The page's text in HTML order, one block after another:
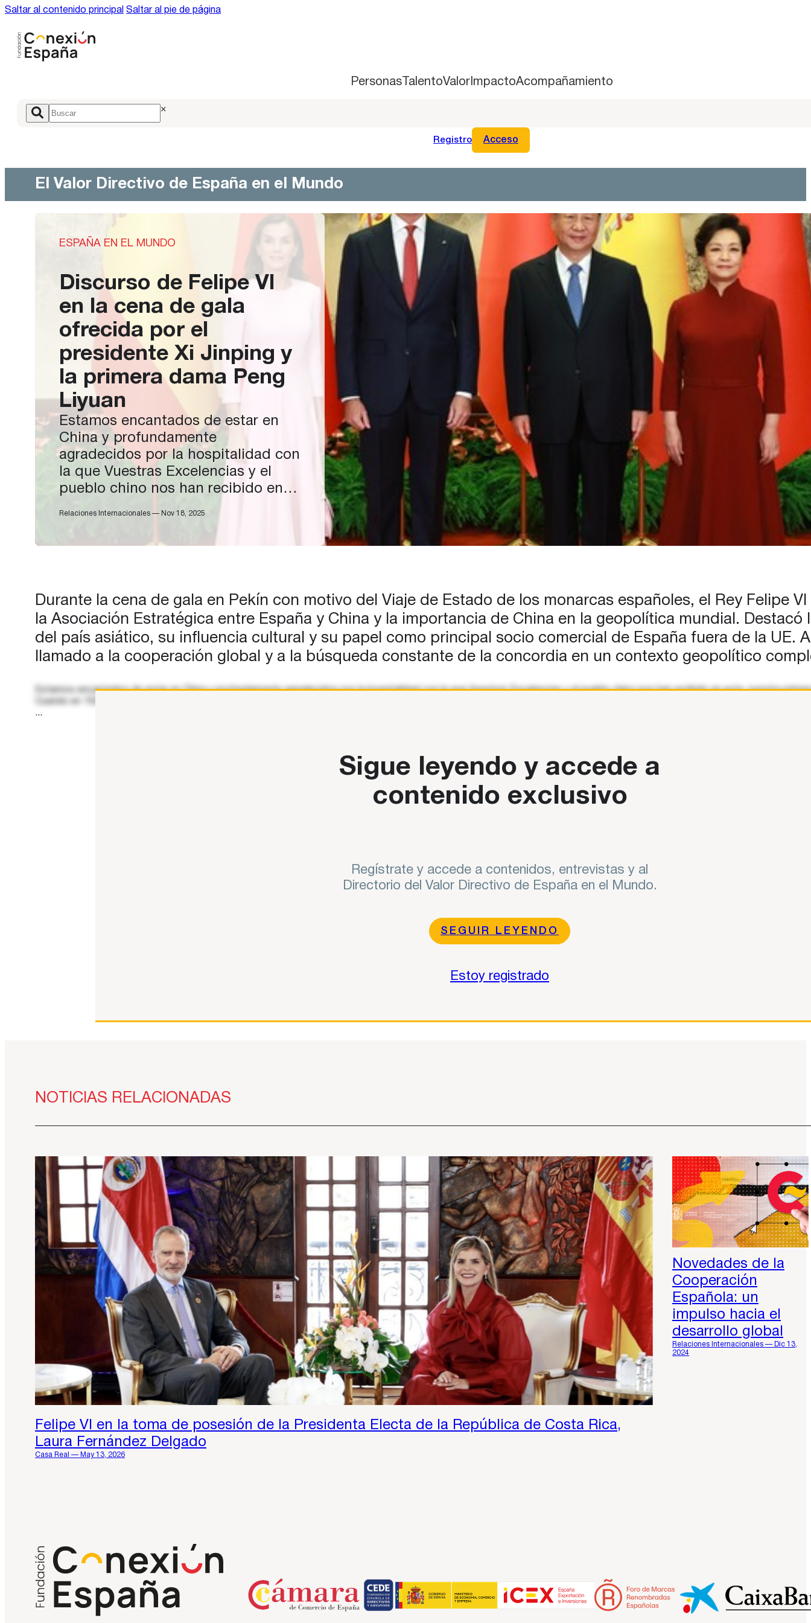
Saltar al contenido principal Saltar al pie de página
PersonasTalentoValorImpactoAcompañamiento
×
Registro Acceso
El Valor Directivo de España en el Mundo
ESPAÑA EN EL MUNDO
Discurso de Felipe VI
en la cena de gala
ofrecida por el
presidente Xi Jinping y
la primera dama Peng
Liyuan
Estamos encantados de estar en
China y profundamente
agradecidos por la hospitalidad con
la que Vuestras Excelencias y el
pueblo chino nos han recibido en
el escritor español Vicente Blasco
lenguas…
Relaciones Internacionales — Nov 18, 2025
Durante la cena de gala en Pekín con motivo del Viaje de Estado de los monarcas españoles, el Rey Felipe
la Asociación Estratégica entre España y China y la importancia de China en la geopolítica mundial. Destacó
del país asiático, su influencia cultural y su papel como principal socio comercial de España fuera de la UE.
llamado a la cooperación global y a la búsqueda constante de la concordia en un contexto geopolítico
Estamos encantados de estar en China y profundamente agradecidos por la hospitalidad con la que Vuestras Excelencias y el pueblo chino nos han recibido en esta, nuestra
...
Sigue leyendo y accede a
contenido exclusivo
Regístrate y accede a contenidos, entrevistas y al
Directorio del Valor Directivo de España en el Mundo.
SEGUIR LEYENDO
Estoy registrado
NOTICIAS RELACIONADAS
Felipe VI en la toma de posesión de la Presidenta Electa de la República de Costa Rica,
Laura Fernández Delgado
Casa Real — May 13, 2026
Novedades de la
Cooperación
Española: un
impulso hacia el
desarrollo global
Relaciones Internacionales — Dic 13,
2024